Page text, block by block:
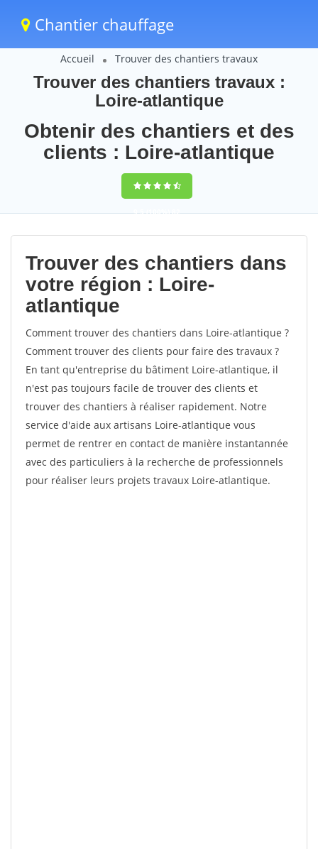
Chantier chauffage
Accueil Trouver des chantiers travaux
Trouver des chantiers travaux :
Loire-atlantique
Obtenir des chantiers et des
clients : Loire-atlantique
9,5(100%)82
votes
Trouver des chantiers dans
votre région : Loire-
atlantique
Comment trouver des chantiers dans Loire-atlantique ?
Comment trouver des clients pour faire des travaux ?
En tant qu'entreprise du bâtiment Loire-atlantique, il
n'est pas toujours facile de trouver des clients et
trouver des chantiers à réaliser rapidement. Notre
service d'aide aux artisans Loire-atlantique vous
permet de rentrer en contact de manière instantannée
avec des particuliers à la recherche de professionnels
pour réaliser leurs projets travaux Loire-atlantique.